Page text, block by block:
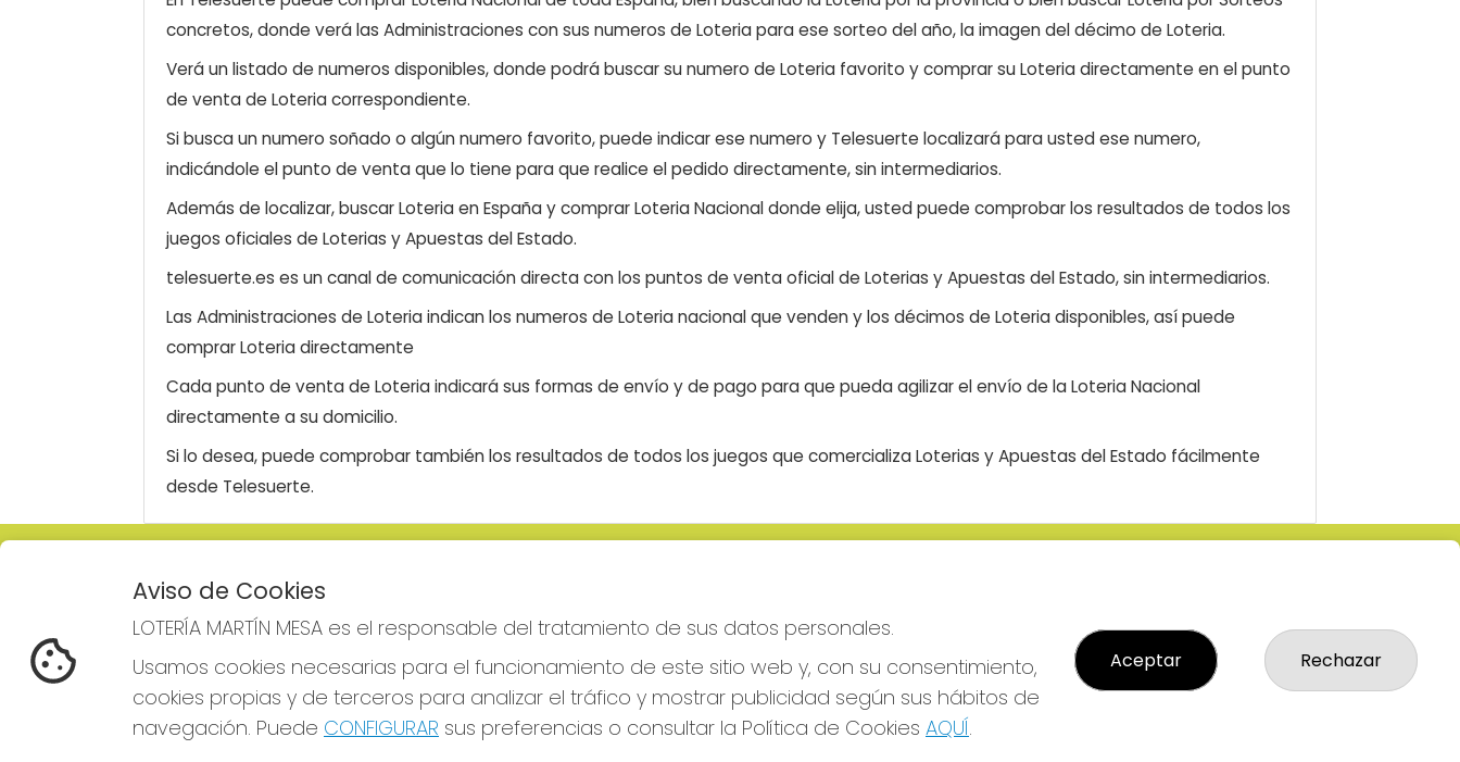
concretos, donde verá las Administraciones con sus numeros de Loteria para ese sorteo del año, la imagen del décimo de Loteria.
Verá un listado de numeros disponibles, donde podrá buscar su numero de Loteria favorito y comprar su Loteria directamente en el punto
de venta de Loteria correspondiente.
Si busca un numero soñado o algún numero favorito, puede indicar ese numero y Telesuerte localizará para usted ese numero,
indicándole el punto de venta que lo tiene para que realice el pedido directamente, sin intermediarios.
Además de localizar, buscar Loteria en España y comprar Loteria Nacional donde elija, usted puede comprobar los resultados de todos los
juegos oficiales de Loterias y Apuestas del Estado.
telesuerte.es es un canal de comunicación directa con los puntos de venta oficial de Loterias y Apuestas del Estado, sin intermediarios.
Las Administraciones de Loteria indican los numeros de Loteria nacional que venden y los décimos de Loteria disponibles, así puede
comprar Loteria directamente
Cada punto de venta de Loteria indicará sus formas de envío y de pago para que pueda agilizar el envío de la Loteria Nacional
directamente a su domicilio.
Si lo desea, puede comprobar también los resultados de todos los juegos que comercializa Loterias y Apuestas del Estado fácilmente
desde Telesuerte.
LOTERÍA MARTÍN MESA
¿Quiénes somos?
Comprar lotería
Resultados
Empresas
Comprar en SELAE
Boletos digitales
ADMINISTRACION DE LOTERIAS: 2-
CIUDAD RODRIGO - RECEPTOR
923482019
web@admon2martinmesa.es
CARDENAL TAVERA, 5
Política de Privacidad
Política de Cookies
Condiciones de Compra
Aviso de Cookies
LOTERÍA MARTÍN MESA es el responsable del tratamiento de sus datos personales.
Usamos cookies necesarias para el funcionamiento de este sitio web y, con su consentimiento,
cookies propias y de terceros para analizar el tráfico y mostrar publicidad según sus hábitos de
navegación. Puede CONFIGURAR sus preferencias o consultar la Política de Cookies AQUÍ.
Aceptar Rechazar